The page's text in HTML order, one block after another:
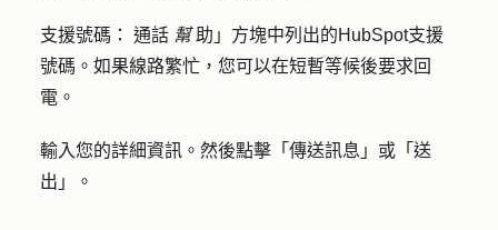
支援號碼： 通話 幫助」方塊中列出的HubSpot支援
號碼。如果線路繁忙，您可以在短暫等候後要求回
電。
輸入您的詳細資訊 。然後點擊「 傳送訊息 」或 「送
出」
。